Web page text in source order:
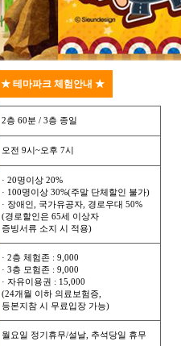
★ 테마파크 체험안내 ★
2층 60분 / 3층 종일
오전 9시~오후 7시
· 20명이상 20%
· 100명이상 30%(주말 단체할인 불가)
· 장애인, 국가유공자, 경로우대 50%
(경로할인은 65세 이상자
증빙서류 소지 시 적용)
· 2층 체험존 : 9,000
· 3층 모험존 : 9,000
· 자유이용권 : 15,000
(24개월 이하 의료보험증,
등본지참 시 무료입장 가능)
월요일 정기휴무/설날, 추석당일 휴무